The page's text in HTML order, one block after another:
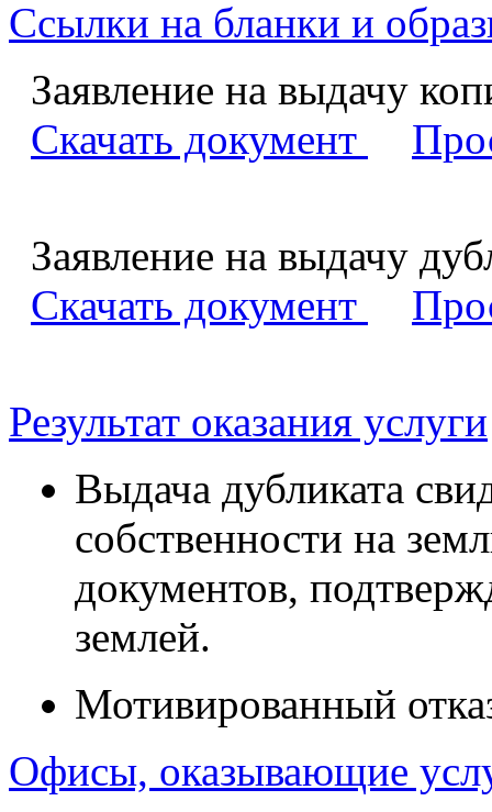
Ссылки на бланки и
Заявление на выдачу
Скачать документ
Заявление на выдачу
Скачать документ
Результат оказания услуги
Выдача дубликата
собственности на
документов,
землей.
Мотивированный
Офисы, оказывающие